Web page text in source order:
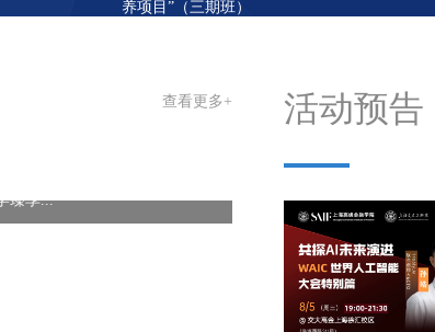
养项目”（三期班）
查看更多+
臻享...
活动预告